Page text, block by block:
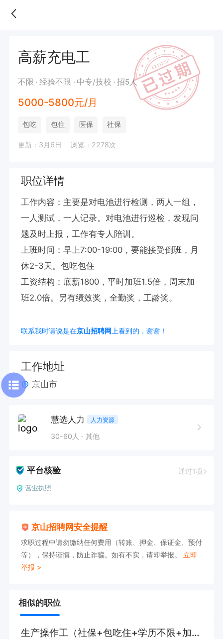
高薪充电工
不限 经验不限 中专/技校 招5人
5000-5800元/月
包吃 包住 医保 社保
更新：3月6日 浏览：2278次
职位详情
工作内容：主要是对电池进行检测，两人一组，
一人测试，一人记录。对电池进行巡检，发现问
题及时上报，工作有专人陪训。
上班时间：早上7:00-19:00，要能接受倒班，月
休2-3天。包吃包住
工资结构：底薪1800，平时加班1.5倍，周末加
班2.0倍。另有绩效奖，全勤奖，工龄奖。
联系我时请说是在京山招聘网 上看到的，谢谢！
工作地址
京山市
慧选人力 人力资源
30-60人 其他
平台核验 通过1项
营业执照
京山招聘网安全提醒
求职过程中请勿缴纳任何费用（转账、押金、保证金、预付
等），保持谨慎，防止诈骗。如有不实，请即举报。 立即
举报 >
相似的职位
生产操作工（社保+包吃住+学历不限+加班补）